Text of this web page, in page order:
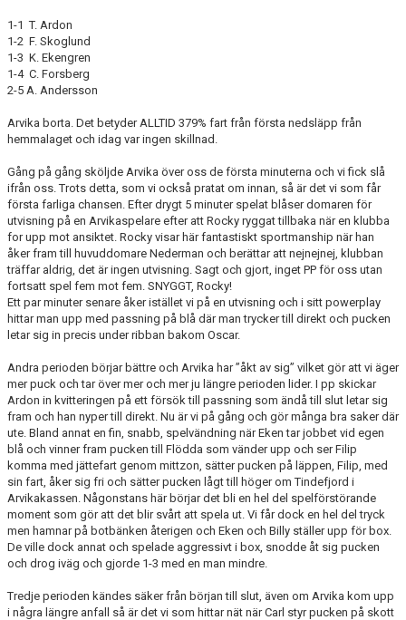
1-1 T. Ardon
1-2 F. Skoglund
1-3 K. Ekengren
1-4 C. Forsberg
2-5 A. Andersson
Arvika borta. Det betyder ALLTID 379% fart från första nedsläpp från
hemmalaget och idag var ingen skillnad.
Gång på gång sköljde Arvika över oss de första minuterna och vi fick slå
ifrån oss. Trots detta, som vi också pratat om innan, så är det vi som får
första farliga chansen. Efter drygt 5 minuter spelat blåser domaren för
utvisning på en Arvikaspelare efter att Rocky ryggat tillbaka när en klubba
for upp mot ansiktet. Rocky visar här fantastiskt sportmanship när han
åker fram till huvuddomare Nederman och berättar att nejnejnej, klubban
träffar aldrig, det är ingen utvisning. Sagt och gjort, inget PP för oss utan
fortsatt spel fem mot fem. SNYGGT, Rocky!
Ett par minuter senare åker istället vi på en utvisning och i sitt powerplay
hittar man upp med passning på blå där man trycker till direkt och pucken
letar sig in precis under ribban bakom Oscar.
Andra perioden börjar bättre och Arvika har ”åkt av sig” vilket gör att vi äger
mer puck och tar över mer och mer ju längre perioden lider. I pp skickar
Ardon in kvitteringen på ett försök till passning som ändå till slut letar sig
fram och han nyper till direkt. Nu är vi på gång och gör många bra saker där
ute. Bland annat en fin, snabb, spelvändning när Eken tar jobbet vid egen
blå och vinner fram pucken till Flödda som vänder upp och ser Filip
komma med jättefart genom mittzon, sätter pucken på läppen, Filip, med
sin fart, åker sig fri och sätter pucken lågt till höger om Tindefjord i
Arvikakassen. Någonstans här börjar det bli en hel del spelförstörande
moment som gör att det blir svårt att spela ut. Vi får dock en hel del tryck
men hamnar på botbänken återigen och Eken och Billy ställer upp för box.
De ville dock annat och spelade aggressivt i box, snodde åt sig pucken
och drog iväg och gjorde 1-3 med en man mindre.
Tredje perioden kändes säker från början till slut, även om Arvika kom upp
i några längre anfall så är det vi som hittar nät när Carl styr pucken på skott